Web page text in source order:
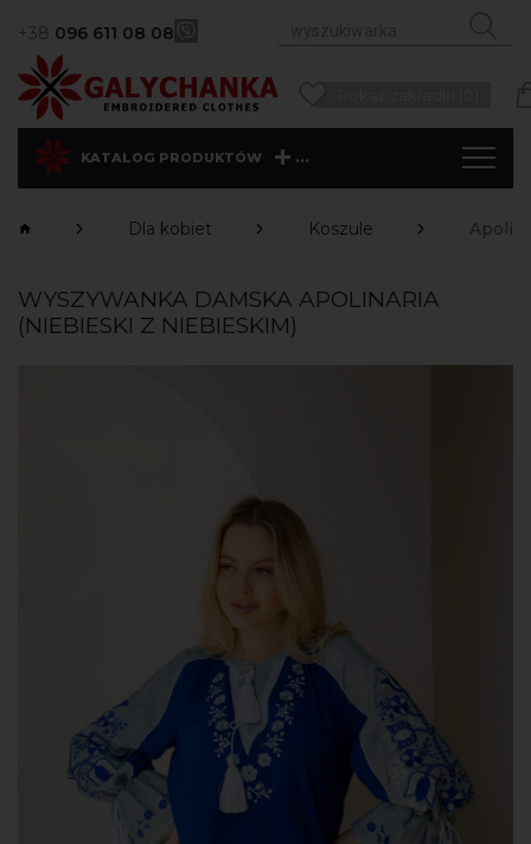
+38 096 611 08 08
KATALOG PRODUKTÓW ...
Dla kobiet Koszule
WYSZYWANKA DAMSKA APOLINARIA
(NIEBIESKI Z NIEBIESKIM)